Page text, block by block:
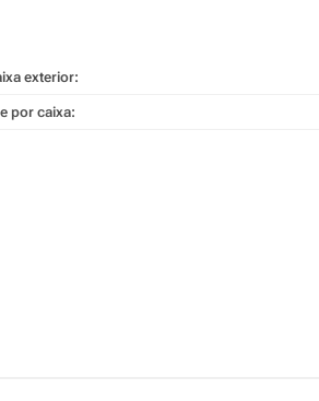
exterior:
por caixa: